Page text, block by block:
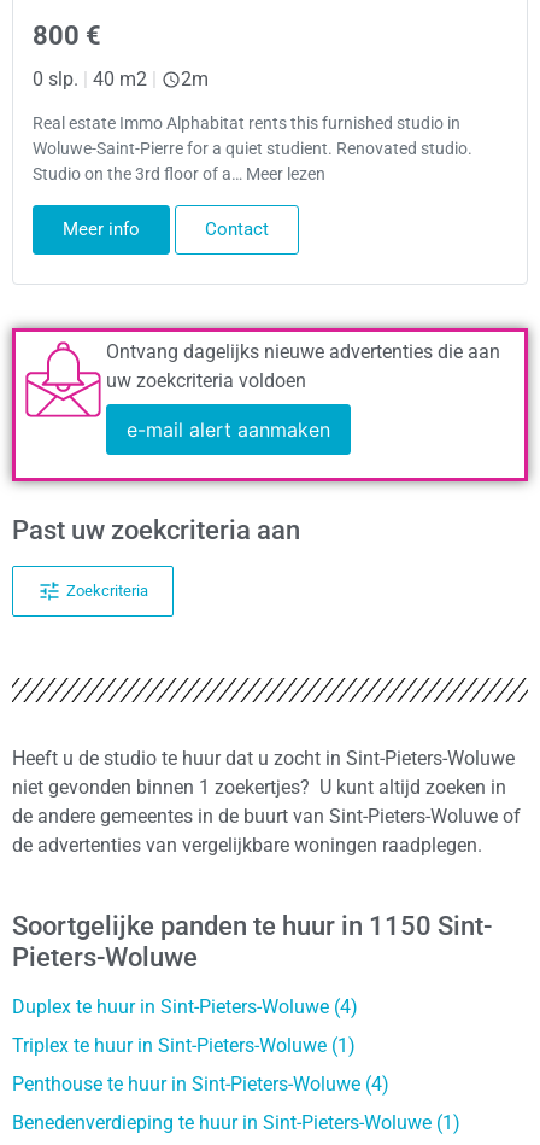
800 €
0 slp. | 40 m2 | 2m
Real estate Immo Alphabitat rents this furnished studio in
Woluwe-Saint-Pierre for a quiet studient. Renovated studio.
Studio on the 3rd floor of a… Meer lezen
Meer info Contact
Ontvang dagelijks nieuwe advertenties die aan
uw zoekcriteria voldoen
e-mail alert aanmaken
Past uw zoekcriteria aan
Zoekcriteria
Heeft u de studio te huur dat u zocht in Sint-Pieters-Woluwe
niet gevonden binnen 1 zoekertjes? U kunt altijd zoeken in
de andere gemeentes in de buurt van Sint-Pieters-Woluwe of
de advertenties van vergelijkbare woningen raadplegen.
Soortgelijke panden te huur in 1150 Sint-
Pieters-Woluwe
Duplex te huur in Sint-Pieters-Woluwe (4)
Triplex te huur in Sint-Pieters-Woluwe (1)
Penthouse te huur in Sint-Pieters-Woluwe (4)
Benedenverdieping te huur in Sint-Pieters-Woluwe (1)